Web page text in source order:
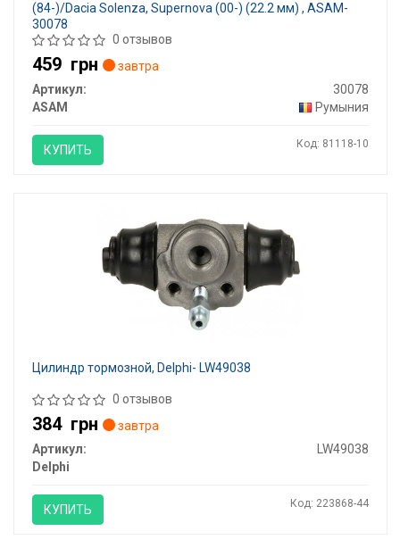
(84-)/Dacia Solenza, Supernova (00-) (22.2 мм) , ASAM-
30078
0 отзывов
459 грн
завтра
Артикул:
30078
ASAM
Румыния
КУПИТЬ Код: 81118-10
Цилиндр тормозной, Delphi- LW49038
0 отзывов
384 грн
завтра
Артикул:
LW49038
Delphi
КУПИТЬ Код: 223868-44